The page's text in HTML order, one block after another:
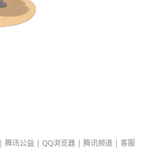
| 腾讯公益 | QQ浏览器 | 腾讯频道 | 客服